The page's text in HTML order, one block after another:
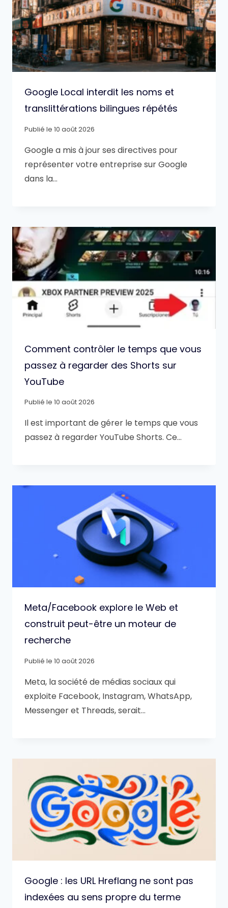
Google Local interdit les noms et
translittérations bilingues répétés
Publié le 10 août 2026
Google a mis à jour ses directives pour
représenter votre entreprise sur Google
dans la…
Comment contrôler le temps que vous
passez à regarder des Shorts sur
YouTube
Publié le 10 août 2026
Il est important de gérer le temps que vous
passez à regarder YouTube Shorts. Ce…
Meta/Facebook explore le Web et
construit peut-être un moteur de
recherche
Publié le 10 août 2026
Meta, la société de médias sociaux qui
exploite Facebook, Instagram, WhatsApp,
Messenger et Threads, serait…
Google : les URL Hreflang ne sont pas
indexées au sens propre du terme